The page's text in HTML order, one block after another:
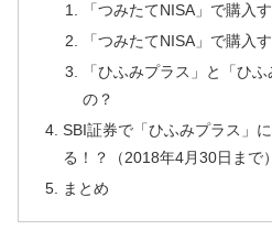
「つみたてNISA」で購入
「つみたてNISA」で購入
「ひふみプラス」と「ひ
の？
SBI証券で「ひふみプラス」
る！？（2018年4月30日まで）
まとめ